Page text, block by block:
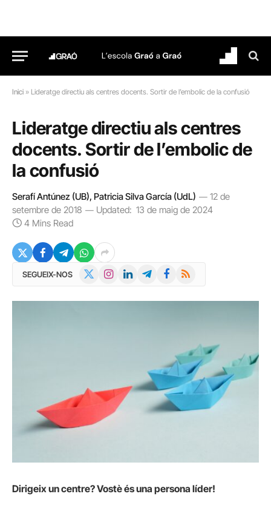
Inici » Lideratge directiu als centres docents. Sortir de l’embolic de la confusió
Lideratge directiu als centres
docents. Sortir de l’embolic de
la confusió
Serafí Antúnez (UB), Patricia Silva García (UdL)
12 de
setembre de 2018
Updated: 13 de maig de 2024
4 Mins Read
SEGUEIX-NOS InstagramLinkedInTelegramFacebook
RSS
Dirigeix un centre? Vostè és una persona líder!